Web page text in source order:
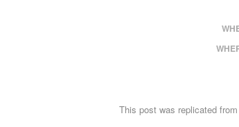
This post was replicated